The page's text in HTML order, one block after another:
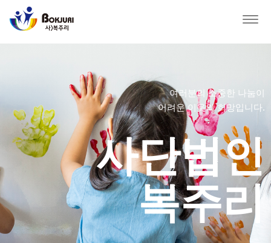
여러분의 소중한 나눔이
어려운 이웃의 희망입니다.
사단법인
복주리